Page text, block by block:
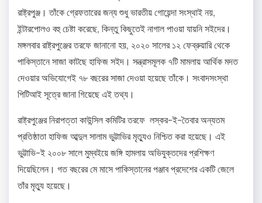
রাষ্ট্রপুঞ্জ। তাঁকে গ্রেফতারের জন্য শুধু ভারতীয় গোয়েন্দা সংস্থাই নয়,
ইন্টারপোলও বহু চেষ্টা করেছে, কিন্তু কিছুতেই নাগাল পাওয়া যায়নি সইদের।
মঙ্গলবার রাষ্ট্রপুঞ্জের তরফে জানানো হয়, ২০২০ সালের ১২ ফেব্রুয়ারি থেকে
পাকিস্তানে সাজা কাটছে হাফিজ সইদ। সন্ত্রাসমূলক ৭টি মামলায় আর্থিক মদত
দেওয়ার অভিযোগেই ৭৮ বছরের সাজা দেওয়া হয়েছে তাঁকে। সংবাদসংস্থা
পিটিআই সূত্রে জানা গিয়েছে এই তথ্য।
রাষ্ট্রপুঞ্জের নিরাপত্তা কাউন্সিল কমিটির তরফে লস্কর-ই-তৈবার অন্যতম
প্রতিষ্ঠাতা হাফিজ আব্দুল সালাম ভুট্টাভির মৃত্যুও নিশ্চিত করা হয়েছে। এই
ভুট্টাভি-ই ২০০৮ সালে মুম্বইয়ে জঙ্গি হামলায় অভিযুক্তদের প্রশিক্ষণ
দিয়েছিলেন। গত বছরের মে মাসে পাকিস্তানের পঞ্জাব প্রদেশের একটি জেলে
তাঁর মৃত্যু হয়েছে।